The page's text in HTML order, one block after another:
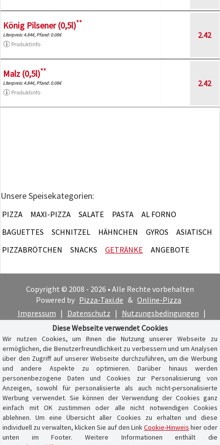
König Pilsener (0,5l)**
Literpreis: 4.84€, Pfand: 0.08€
Produktinfo
2.42
Malz (0,5l)**
Literpreis: 4.84€, Pfand: 0.08€
Produktinfo
2.42
Unsere Speisekategorien:
PIZZA MAXI-PIZZA SALATE PASTA
AL FORNO
BAGUETTES
SCHNITZEL HÄHNCHEN GYROS
ASIATISCH
PIZZABRÖTCHEN
SNACKS GETRÄNKE ANGEBOTE
Copyright © 2008 - 2026 • Alle Rechte vorbehalten
Powered by Pizza-Taxi.de & Online-Pizza
Impressum | Datenschutz | Nutzungsbedingungen |
Cookie-Hinweis
Diese Webseite verwendet Cookies
Wir nutzen Cookies, um Ihnen die Nutzung unserer Webseite zu
ermöglichen, die Benutzerfreundlichkeit zu verbessern und um Analysen
über den Zugriff auf unserer Webseite durchzuführen, um die Werbung
und andere Aspekte zu optimieren. Darüber hinaus werden
personenbezogene Daten und Cookies zur Personalisierung von
Anzeigen, sowohl für personalisierte als auch nicht-personalisierte
Werbung verwendet. Sie können der Verwendung der Cookies ganz
einfach mit OK zustimmen oder alle nicht notwendigen Cookies
ablehnen. Um eine Übersicht aller Cookies zu erhalten und diese
individuell zu verwalten, klicken Sie auf den LinkCookie-Hinweis hier oder
unten im Footer. Weitere Informationen enthält die